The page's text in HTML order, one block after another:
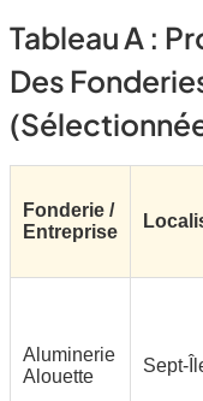
Tableau A :
Des
Fonderie /
Entreprise
Aluminerie
Alouette
Sept-